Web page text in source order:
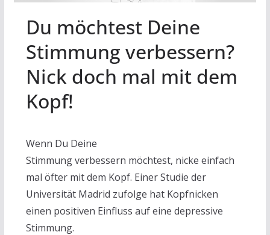
Du möchtest Deine
Stimmung verbessern?
Nick doch mal mit dem
Kopf!
Wenn Du Deine
Stimmung verbessern möchtest, nicke einfach
mal öfter mit dem Kopf. Einer Studie der
Universität Madrid zufolge hat Kopfnicken
einen positiven Einfluss auf eine depressive
Stimmung.